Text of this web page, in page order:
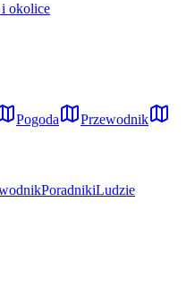
i okolice
Pogoda
Przewodnik
PoradnikiLudzie